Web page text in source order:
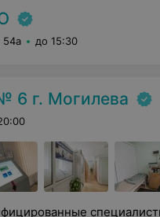
до 15:30
6 г. Могилева